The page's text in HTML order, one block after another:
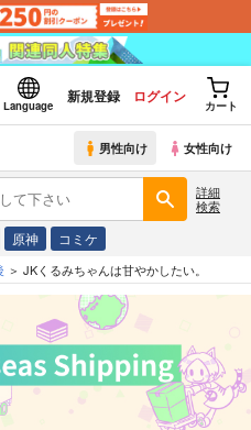
Language
新規登録 ログイン
カート
男性向け 女性向け
詳細
検索
原神 コミケ
JKくるみちゃんは甘やかしたい。